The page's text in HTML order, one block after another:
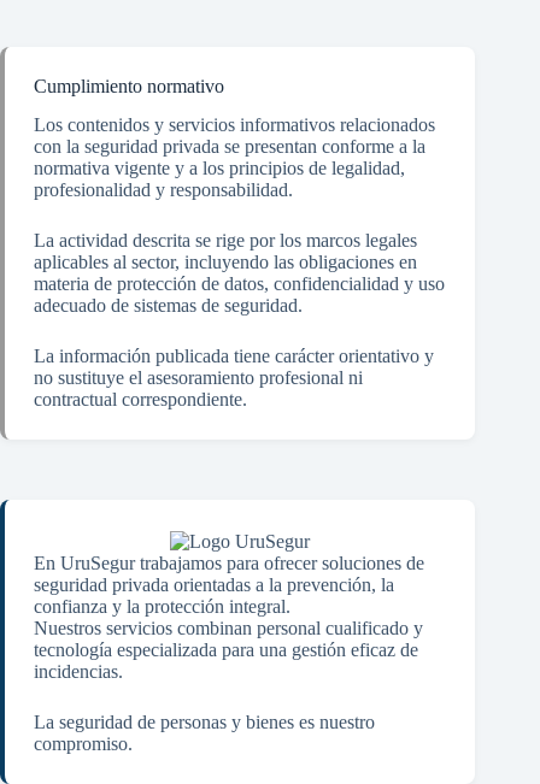
Cumplimiento normativo
Los contenidos y servicios informativos relacionados
con la seguridad privada se presentan conforme a la
normativa vigente y a los principios de legalidad,
profesionalidad y responsabilidad.
La actividad descrita se rige por los marcos legales
aplicables al sector, incluyendo las obligaciones en
materia de protección de datos, confidencialidad y uso
adecuado de sistemas de seguridad.
La información publicada tiene carácter orientativo y
no sustituye el asesoramiento profesional ni
contractual correspondiente.
En UruSegur trabajamos para ofrecer soluciones de
seguridad privada orientadas a la prevención, la
confianza y la protección integral.
Nuestros servicios combinan personal cualificado y
tecnología especializada para una gestión eficaz de
incidencias.
La seguridad de personas y bienes es nuestro
compromiso.